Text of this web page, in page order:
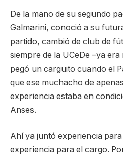
De la mano de su segundo
Galmarini, conoció a su
partido, cambió de club de
siempre de la UCeDe –ya
pegó un carguito cuando el
que ese muchacho de
experiencia estaba en
Anses.
Ahí ya juntó experiencia
experiencia para el cargo.